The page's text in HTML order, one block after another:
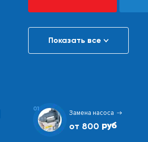
Показать все
01
Замена насоса
от 800